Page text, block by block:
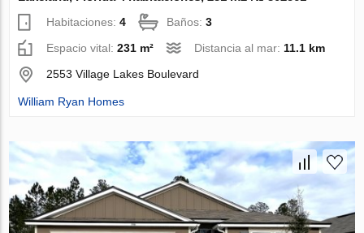
Habitaciones:4 Baños:3
Espacio vital:231 m² Distancia al mar: 11.1 km
2553 Village Lakes Boulevard
William Ryan Homes